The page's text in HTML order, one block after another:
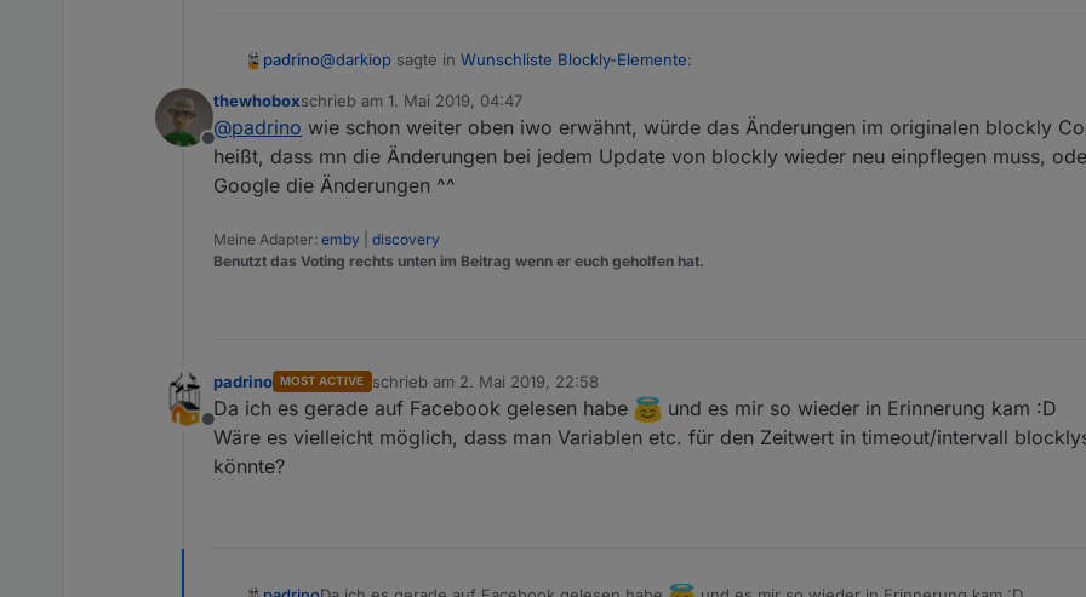
padrino@darkiop sagte in Wunschliste Blockly-Elemente:
Noch ein Vorschlag:
Rechte Maustaste auf ein Steuerungs/Aktualisierungs-Blockly --> Neuer Eintrag: Erzeuge Wert
selbe auch beim Erstellen DP-Erstellungs-Blockly.
Per Doppelklick auf ein Blockly: entfalten/zusammenfalten
Ich vermute mal, solche Ideen müsstest/solltest Du auf github unter dem "original" Adapter posten,
Blöcke" hinaus geht und wohl mehr bzw. anderer Programmierarbeit bedarf. =)
Offline
thewhoboxschrieb am 1. Mai 2019, 04:47
zuletzt editiert von
@padrino wie schon weiter oben iwo erwähnt, würde das Änderungen im originalen blockly
heißt, dass mn die Änderungen bei jedem Update von blockly wieder neu einpflegen muss,
Google die Änderungen ^^
Meine Adapter: emby
discovery
Benutzt das Voting rechts unten im Beitrag wenn er euch geholfen hat.
Offline
padrino MOST ACTIVE schrieb am 2. Mai 2019, 22:58
zuletzt editiert von
Da ich es gerade auf Facebook gelesen habe
und es mir so wieder in Erinnerung kam :D
Wäre es vielleicht möglich, dass man Variablen etc. für den Zeitwert in timeout/intervall
könnte?